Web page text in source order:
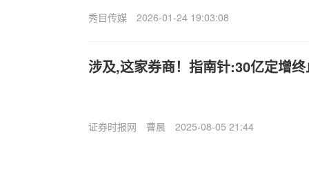
秀目传媒 2026-01-24 19:03:08
涉及,这家券商！指南针:30亿定增
证券时报网 曹晨 2025-08-05 21:44